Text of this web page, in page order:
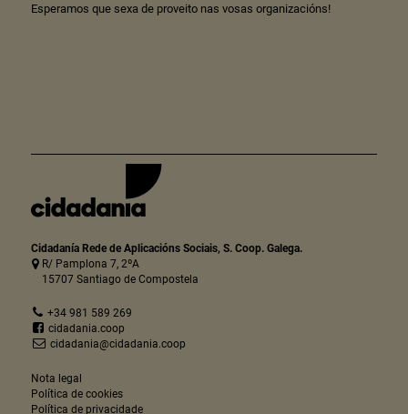
Esperamos que sexa de proveito nas vosas organizacións!
Cidadanía Rede de Aplicacións Sociais, S. Coop. Galega.
R/ Pamplona 7, 2ºA
15707 Santiago de Compostela
+34 981 589 269
cidadania.coop
cidadania@cidadania.coop
Nota legal
Política de cookies
Política de privacidade